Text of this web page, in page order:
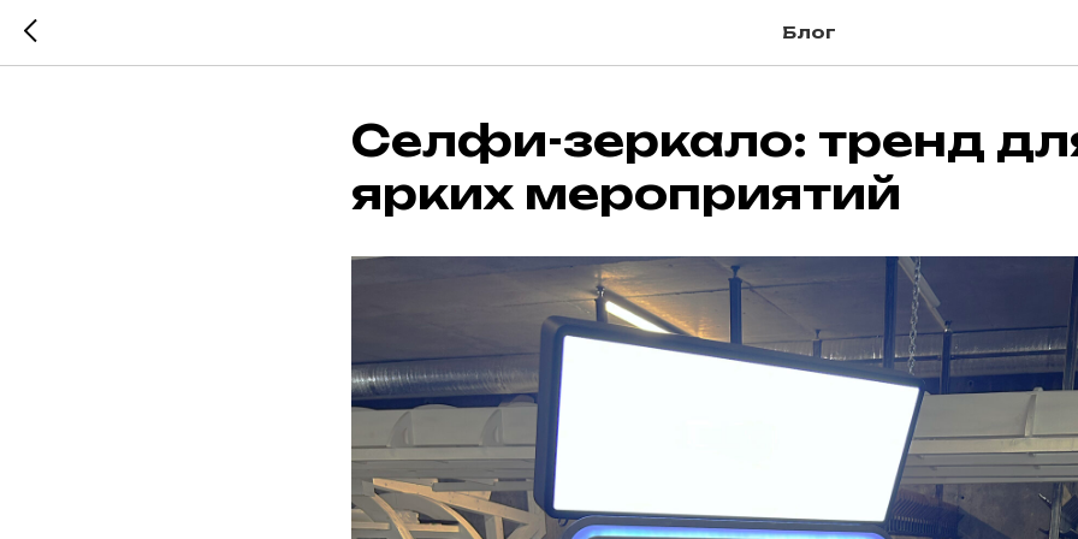
Блог
Селфи-зеркало: тренд
ярких мероприятий